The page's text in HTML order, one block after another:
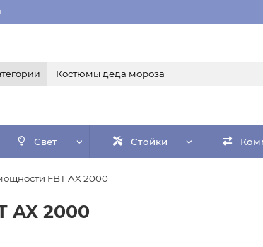
Свет Стойки
FBT AX 2000
AX 2000